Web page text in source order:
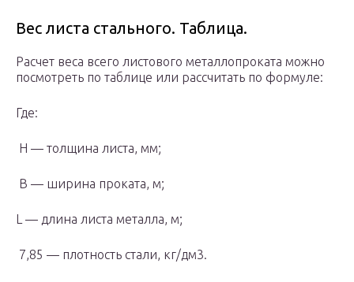
Вес листа стального. Таблица.
Расчет веса всего листового металлопроката можно
посмотреть по таблице или рассчитать по формуле:
Где:
H — толщина листа, мм;
B — ширина проката, м;
L — длина листа металла, м;
7,85 — плотность стали, кг/дм3.